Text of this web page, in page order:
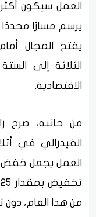
العمل سيكون
يرسم مسارًا
يفتح المجال
الثلاثة إلى
الاقتصادية.
من جانبه، صرح
الفيدرالي في
العمل يجعل خفض
من هذا العام،